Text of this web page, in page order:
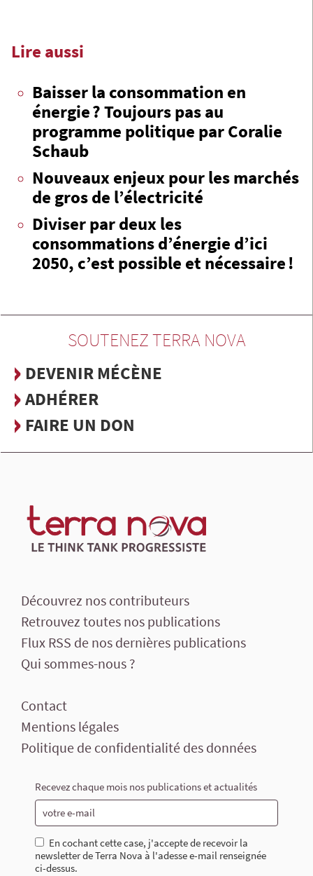
Lire aussi
Baisser la consommation en
énergie ? Toujours pas au
programme politique par Coralie
Schaub
Nouveaux enjeux pour les marchés
de gros de l’électricité
Diviser par deux les
consommations d’énergie d’ici
2050, c’est possible et nécessaire !
SOUTENEZ TERRA NOVA
DEVENIR MÉCÈNE
ADHÉRER
FAIRE UN DON
Découvrez nos contributeurs
Retrouvez toutes nos publications
Flux RSS de nos dernières publications
Qui sommes-nous ?
Contact
Mentions légales
Politique de confidentialité des données
Recevez chaque mois nos publications et actualités
En cochant cette case, j'accepte de recevoir la
newsletter de Terra Nova à l'adesse e-mail renseignée
ci-dessus.